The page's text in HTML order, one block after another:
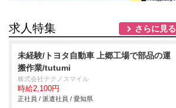
求人特集 さらに見る
未経験/トヨタ自動車 上郷工場で部品の運
搬作業/tutumi
株式会社テクノスマイル
時給2,100円
正社員 / 派遣社員 / 愛知県